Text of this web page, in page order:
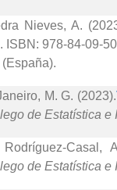
Nieves, A.
ISBN: 978-84-09-
(España).
M. G. (2023).
de Estatística
Casal,
de Estatística